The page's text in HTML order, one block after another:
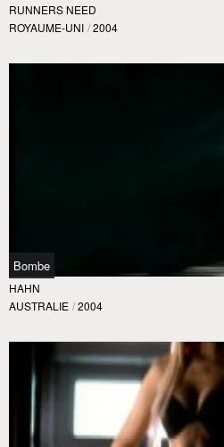
RUNNERS NEED
ROYAUME-UNI / 2004
Bombe
HAHN
AUSTRALIE / 2004